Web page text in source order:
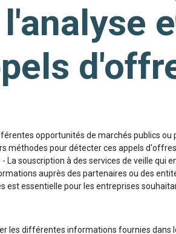
opportunités de marchés publics ou
méthodes pour détecter ces appels
souscription à des services de veille qui
auprès des partenaires ou des
essentielle pour les entreprises
les différentes informations fournies dans